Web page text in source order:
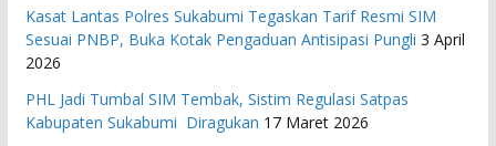
Kasat Lantas Polres Sukabumi Tegaskan Tarif Resmi SIM
Sesuai PNBP, Buka Kotak Pengaduan Antisipasi Pungli 3 April
2026
PHL Jadi Tumbal SIM Tembak, Sistim Regulasi Satpas
Kabupaten Sukabumi Diragukan 17 Maret 2026